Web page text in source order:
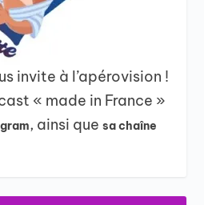
invite à l’apérovision !
« made in France »
, ainsi quesa chaîne